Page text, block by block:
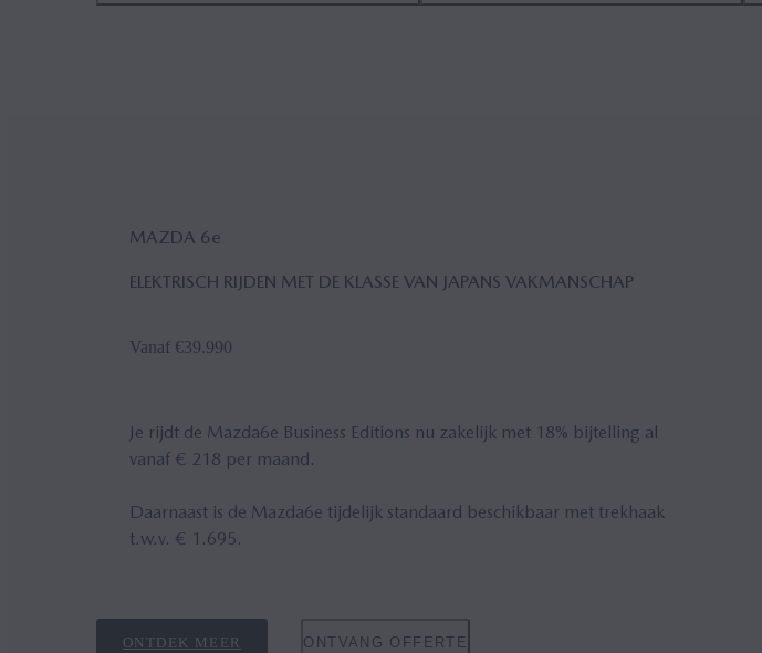
MAZDA 6e
ELEKTRISCH RIJDEN MET DE KLASSE VAN JAPANS VAKMANSCHAP
Vanaf €39.990
Je rijdt de Mazda6e Business Editions nu zakelijk met 18% bijtelling al
vanaf € 218 per maand.
Daarnaast is de Mazda6e tijdelijk standaard beschikbaar met trekhaak
t.w.v. € 1.695.
ONTDEK MEER ONTVANG OFFERTE